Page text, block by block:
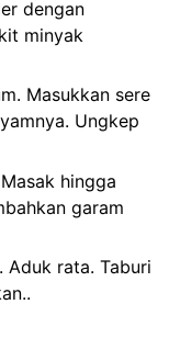
dengan
minyak
Masukkan sere
Ungkep
hingga
garam
Aduk rata. Taburi